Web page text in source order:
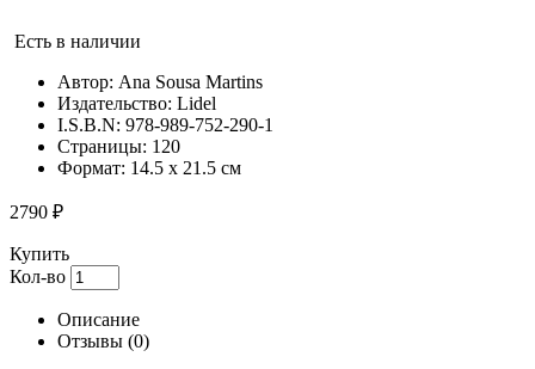
Есть в наличии
Автор: Ana Sousa Martins
Издательство: Lidel
I.S.B.N: 978-989-752-290-1
Страницы: 120
Формат: 14.5 x 21.5 см
2790 ₽
Купить
Кол-во
Описание
Отзывы (0)